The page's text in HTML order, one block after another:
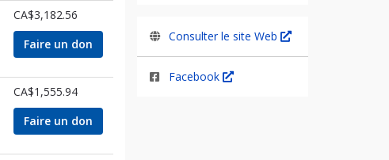
Consulter le site Web
Facebook
CA$3,182.56
Faire un don
CA$1,555.94
Faire un don